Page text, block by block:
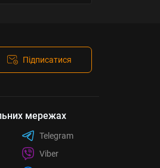
Підписатися
мережах
Telegram
Viber